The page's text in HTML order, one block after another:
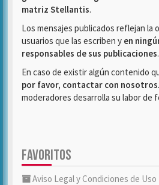
matriz Stellantis.
Los mensajes publicados reflejan la
usuarios que las escriben y en
responsables de sus publicaciones.
En caso de existir algún contenido
por favor, contactar con nosotros
moderadores desarrolla su labor de
FAVORITOS
Aviso Legal y Condiciones de Uso